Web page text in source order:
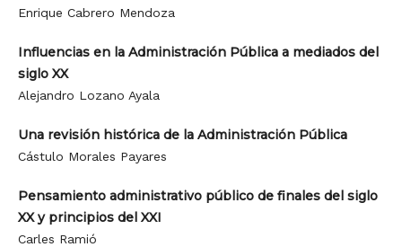
Enrique Cabrero Mendoza
Influencias en la Administración Pública a mediados del
siglo XX
Alejandro Lozano Ayala
Una revisión histórica de la Administración Pública
Cástulo Morales Payares
Pensamiento administrativo público de finales del siglo
XX y principios del XXI
Carles Ramió